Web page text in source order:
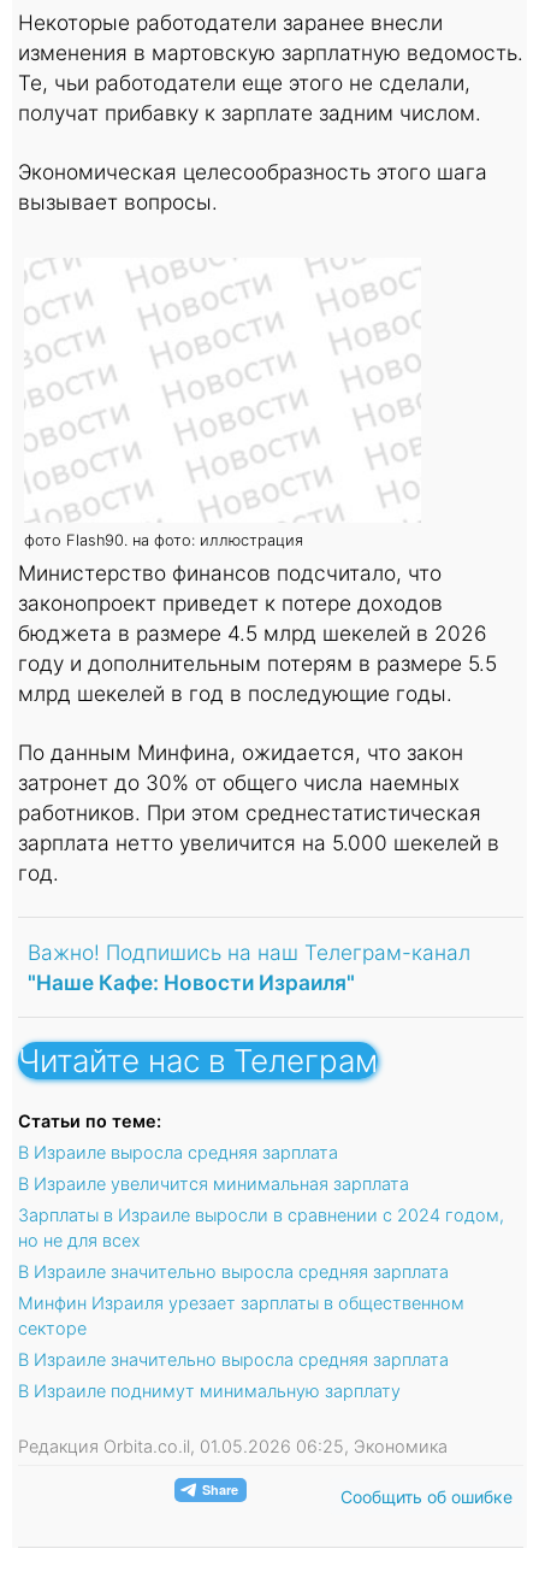
Некоторые работодатели заранее внесли
изменения в мартовскую зарплатную ведомость.
Те, чьи работодатели еще этого не сделали,
получат прибавку к зарплате задним числом.
Экономическая целесообразность этого шага
вызывает вопросы.
фото Flash90. на фото: иллюстрация
Министерство финансов подсчитало, что
законопроект приведет к потере доходов
бюджета в размере 4.5 млрд шекелей в 2026
году и дополнительным потерям в размере 5.5
млрд шекелей в год в последующие годы.
По данным Минфина, ожидается, что закон
затронет до 30% от общего числа наемных
работников. При этом среднестатистическая
зарплата нетто увеличится на 5.000 шекелей в
год.
Важно! Подпишись на наш Телеграм-канал
"Наше Кафе: Новости Израиля"
Читайте нас в Телеграм
Статьи по теме:
В Израиле выросла средняя зарплата
В Израиле увеличится минимальная зарплата
Зарплаты в Израиле выросли в сравнении с 2024 годом,
но не для всех
В Израиле значительно выросла средняя зарплата
Минфин Израиля урезает зарплаты в общественном
секторе
В Израиле значительно выросла средняя зарплата
В Израиле поднимут минимальную зарплату
Редакция Orbita.co.il, 01.05.2026 06:25, Экономика
Сообщить об ошибке